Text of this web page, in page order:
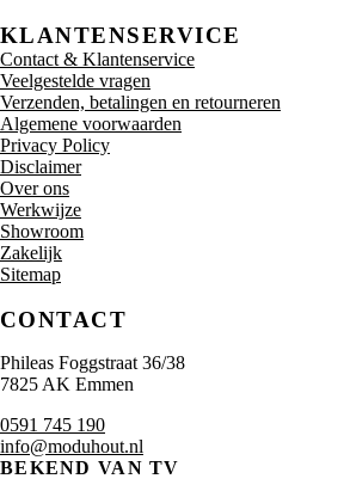
KLANTENSERVICE
Contact & Klantenservice
Veelgestelde vragen
Verzenden, betalingen en retourneren
Algemene voorwaarden
Privacy Policy
Disclaimer
Over ons
Werkwijze
Showroom
Zakelijk
Sitemap
CONTACT
Phileas Foggstraat 36/38
7825 AK Emmen
0591 745 190
info@moduhout.nl
BEKEND VAN TV